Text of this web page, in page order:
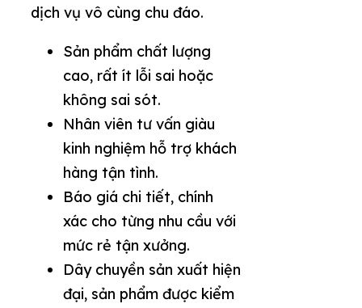
dịch vụ vô cùng chu đáo.
Sản phẩm chất lượng
cao, rất ít lỗi sai hoặc
không sai sót.
Nhân viên tư vấn giàu
kinh nghiệm hỗ trợ khách
hàng tận tình.
Báo giá chi tiết, chính
xác cho từng nhu cầu với
mức rẻ tận xưởng.
Dây chuyền sản xuất hiện
đại, sản phẩm được kiểm